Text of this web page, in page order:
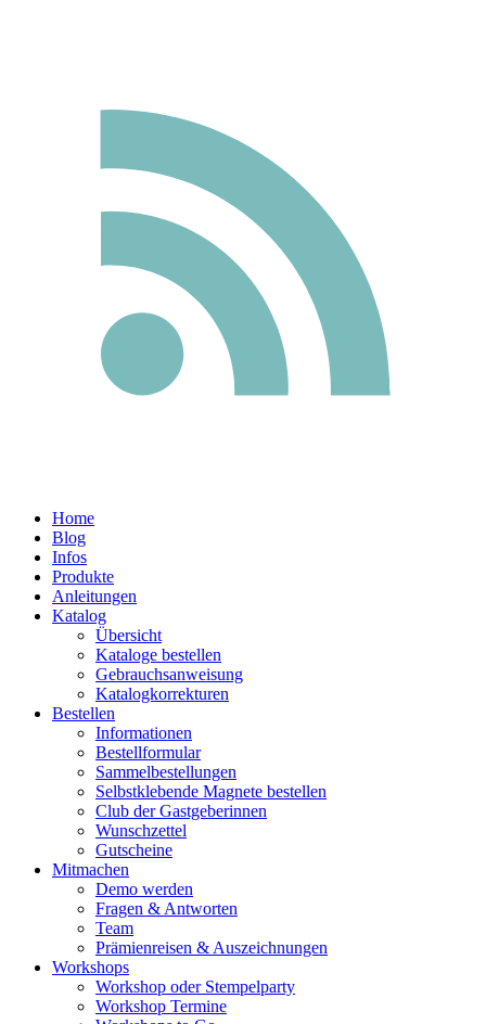
Home
Blog
Infos
Produkte
Anleitungen
Katalog
Übersicht
Kataloge bestellen
Gebrauchsanweisung
Katalogkorrekturen
Bestellen
Informationen
Bestellformular
Sammelbestellungen
Selbstklebende Magnete bestellen
Club der Gastgeberinnen
Wunschzettel
Gutscheine
Mitmachen
Demo werden
Fragen & Antworten
Team
Prämienreisen & Auszeichnungen
Workshops
Workshop oder Stempelparty
Workshop Termine